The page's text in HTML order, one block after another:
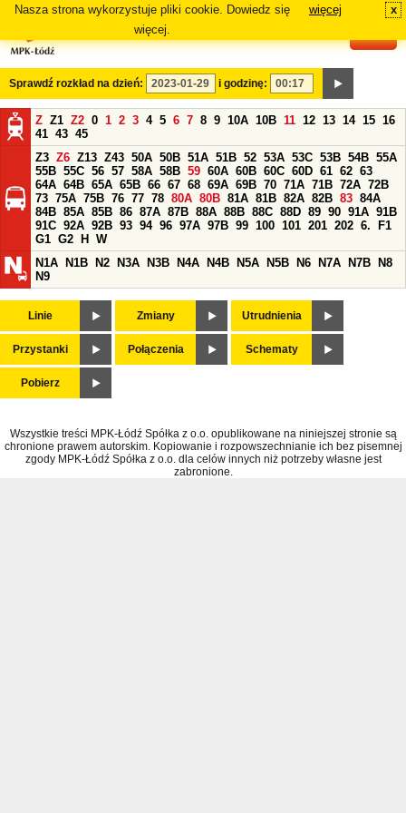
Nasza strona wykorzystuje pliki cookie. Dowiedz się
więcej.
więcej x
Sprawdź rozkład na dzień: i godzinę:
Z Z1 Z2 0 1 2 3 4 5 6 7 8 9 10A 10B 11 12 13 14 15 16
41 43 45
Z3 Z6 Z13 Z43 50A 50B 51A 51B 52 53A 53C 53B 54B 55A
55B 55C 56 57 58A 58B 59 60A 60B 60C 60D 61 62 63
64A 64B 65A 65B 66 67 68 69A 69B 70 71A 71B 72A 72B
73 75A 75B 76 77 78 80A 80B 81A 81B 82A 82B 83 84A
84B 85A 85B 86 87A 87B 88A 88B 88C 88D 89 90 91A 91B
91C 92A 92B 93 94 96 97A 97B 99 100 101 201 202 6.
F1
G1 G2 H
W
N1A
N1B N2 N3A N3B N4A N4B N5A N5B N6 N7A N7B
N8
N9
Linie Zmiany Utrudnienia
Przystanki Połączenia Schematy
Pobierz
Wszystkie treści MPK-Łódź Spółka z o.o. opublikowane na niniejszej stronie są
chronione prawem autorskim. Kopiowanie i rozpowszechnianie ich bez pisemnej
zgody MPK-Łódź Spółka z o.o. dla celów innych niż potrzeby własne jest
zabronione.